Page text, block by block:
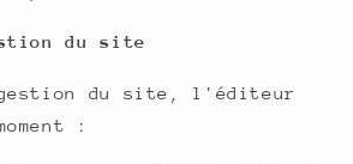
du site
gestion du site, l'éditeur
: